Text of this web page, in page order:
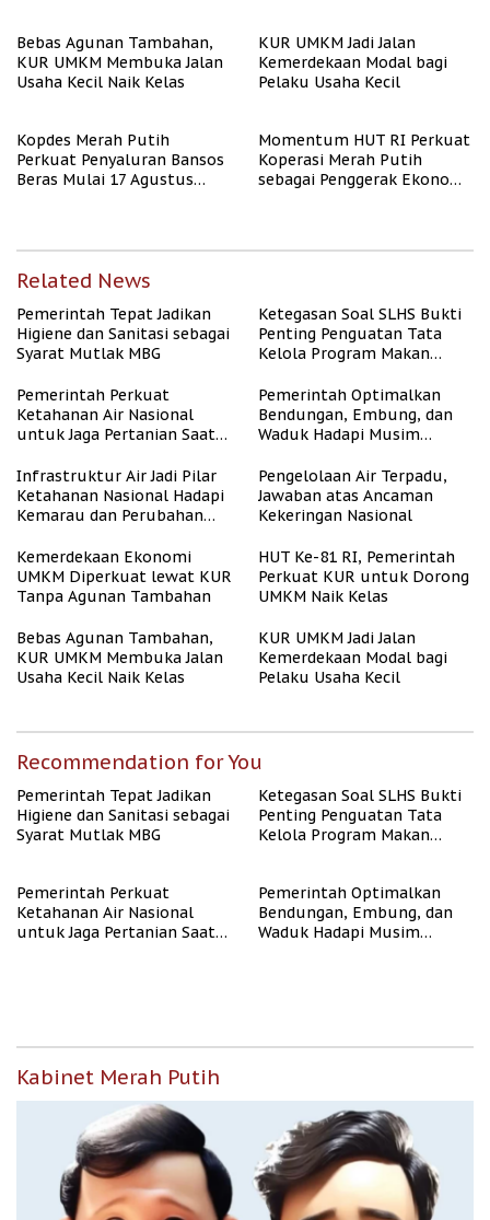
Bebas Agunan Tambahan,
KUR UMKM Membuka Jalan
Usaha Kecil Naik Kelas
KUR UMKM Jadi Jalan
Kemerdekaan Modal bagi
Pelaku Usaha Kecil
Kopdes Merah Putih
Perkuat Penyaluran Bansos
Beras Mulai 17 Agustus
Momentum HUT RI Perkuat
Koperasi Merah Putih
sebagai Penggerak Ekonomi
Related News
Pemerintah Tepat Jadikan
Higiene dan Sanitasi sebagai
Syarat Mutlak MBG
Ketegasan Soal SLHS Bukti
Penting Penguatan Tata
Kelola Program Makan
Pemerintah Perkuat
Ketahanan Air Nasional
untuk Jaga Pertanian Saat
Pemerintah Optimalkan
Bendungan, Embung, dan
Waduk Hadapi Musim
Infrastruktur Air Jadi Pilar
Ketahanan Nasional Hadapi
Kemarau dan Perubahan
Pengelolaan Air Terpadu,
Jawaban atas Ancaman
Kekeringan Nasional
Kemerdekaan Ekonomi
UMKM Diperkuat lewat KUR
Tanpa Agunan Tambahan
HUT Ke-81 RI, Pemerintah
Perkuat KUR untuk Dorong
UMKM Naik Kelas
Bebas Agunan Tambahan,
KUR UMKM Membuka Jalan
Usaha Kecil Naik Kelas
KUR UMKM Jadi Jalan
Kemerdekaan Modal bagi
Pelaku Usaha Kecil
Recommendation for You
Pemerintah Tepat Jadikan
Higiene dan Sanitasi sebagai
Syarat Mutlak MBG
Ketegasan Soal SLHS Bukti
Penting Penguatan Tata
Kelola Program Makan
Pemerintah Perkuat
Ketahanan Air Nasional
untuk Jaga Pertanian Saat
Pemerintah Optimalkan
Bendungan, Embung, dan
Waduk Hadapi Musim
Kabinet Merah Putih